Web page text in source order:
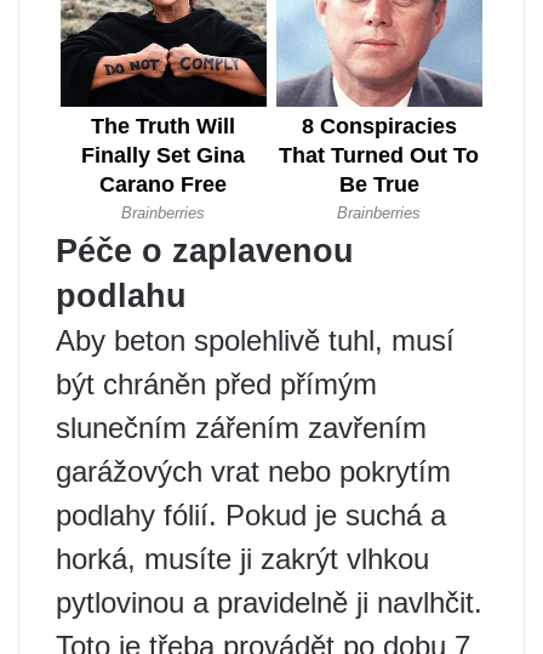
Péče o zaplavenou
podlahu
Aby beton spolehlivě tuhl, musí
být chráněn před přímým
slunečním zářením zavřením
garážových vrat nebo pokrytím
podlahy fólií. Pokud je suchá a
horká, musíte ji zakrýt vlhkou
pytlovinou a pravidelně ji navlhčit.
Toto je třeba provádět po dobu 7